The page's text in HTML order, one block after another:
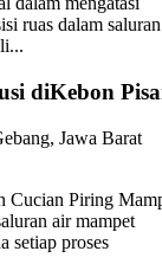
ruas dalam
diKebon
Jawa Barat
Cucian Piring
air mampet
setiap proses